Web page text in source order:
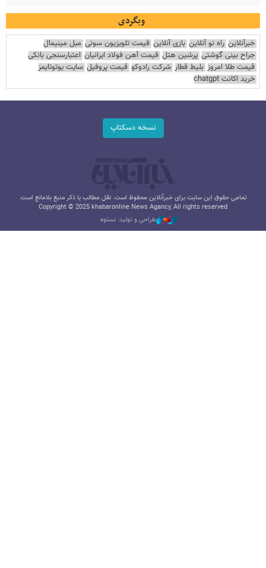
وبگردی
خبرآنلاین راه نو آنلاین بازی آنلاین قیمت تلویزیون سونی مبل مینیمال
جراح بینی گوشتی پرشین هتل قیمت آهن فولاد ایرانیان اعتبارسنجی بانکی
قیمت طلا امروز بلیط قطار شرکت رادوکو قیمت پروفیل سایت یوتوتایمز
خرید اکانت chatgpt
نسخه دسکتاپ
تمامی حقوق این سایت برای خبرآنلاین محفوظ است. نقل مطالب با ذکر منبع بلامانع است.
Copyright © 2025 khabaronline News Agancy, All rights reserved
طراحی و تولید: نستوه